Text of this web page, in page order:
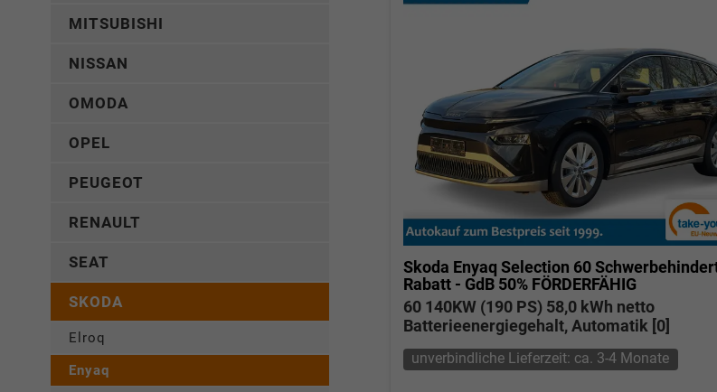
Skoda Enyaq Selection 60
Rabatt - GdB 50% FÖRDERFÄHIG
60 140KW (190 PS) 58,0 kWh netto
Batterieenergiegehalt, Automatik [0]
unverbindliche Lieferzeit: ca. 3-4 Monate
MITSUBISHI
NISSAN
OMODA
OPEL
PEUGEOT
RENAULT
SEAT
SKODA
Elroq
Enyaq